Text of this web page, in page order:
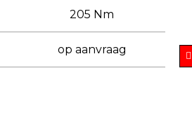
205 Nm
op aanvraag